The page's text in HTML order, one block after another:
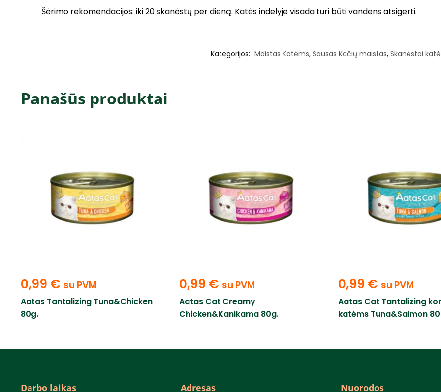
Šėrimo rekomendacijos: iki 20 skanėstų per dieną. Katės indelyje visada turi būti vandens atsigerti.
Kategorijos: Maistas Katėms, Sausas Kačių maistas, Skanėstai
Panašūs produktai
0,99 € su PVM
Aatas Tantalizing Tuna&Chicken
80g.
0,99 € su PVM
Aatas Cat Creamy
Chicken&Kanikama 80g.
0,99 € su PVM
Aatas Cat Tantalizing
katėms Tuna&Salmon
Darbo laikas Adresas Nuorodos